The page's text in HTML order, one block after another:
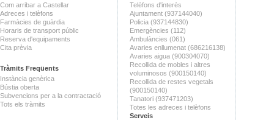
Com arribar a Castellar
Adreces i telèfons
Farmàcies de guàrdia
Horaris de transport públic
Reserva d'equipaments
Cita prèvia
Tràmits Freqüents
Instància genèrica
Bústia oberta
Subvencions per a la contractació
Tots els tràmits
Telèfons d'interès
Ajuntament (937144040)
Policia (937144830)
Emergències (112)
Ambulàncies (061)
Avaries enllumenat (686216138)
Avaries aigua (900304070)
Recollida de mobles i altres
voluminosos (900150140)
Recollida de restes vegetals
(900150140)
Tanatori (937471203)
Totes les adreces i telèfons
Serveis